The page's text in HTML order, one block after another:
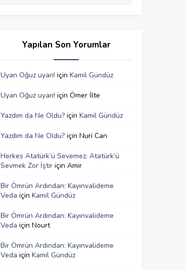
Yapılan Son Yorumlar
Uyan Oğuz uyan! için Kamil Gündüz
Uyan Oğuz uyan! için Ömer İlte
Yazdım da Ne Oldu? için Kamil Gündüz
Yazdım da Ne Oldu? için Nuri Can
Herkes Atatürk’ü Sevemez: Atatürk’ü
Sevmek Zor İştir için Amir
Bir Ömrün Ardından: Kayınvalideme
Veda için Kamil Gündüz
Bir Ömrün Ardından: Kayınvalideme
Veda için Nourt
Bir Ömrün Ardından: Kayınvalideme
Veda için Kamil Gündüz